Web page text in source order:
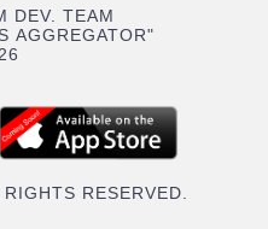
DEV. TEAM
AGGREGATOR"
RESERVED.